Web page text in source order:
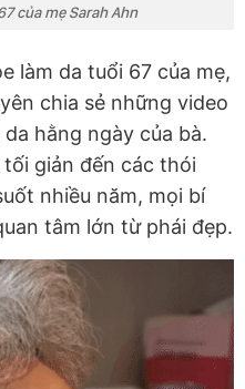
của mẹ Sarah Ahn
làm da tuổi 67 của mẹ,
chia sẻ những video
hằng ngày của bà.
giản đến các thói
nhiều năm, mọi bí
tâm lớn từ phái đẹp.